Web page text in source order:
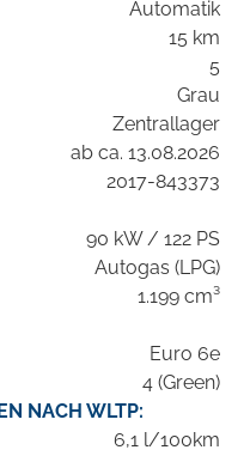
Automatik
15 km
5
Grau
Zentrallager
ab ca. 13.08.2026
2017-843373
90 kW / 122 PS
Autogas (LPG)
1.199 cm³
Euro 6e
4 (Green)
NACH WLTP:
6,1 l/100km